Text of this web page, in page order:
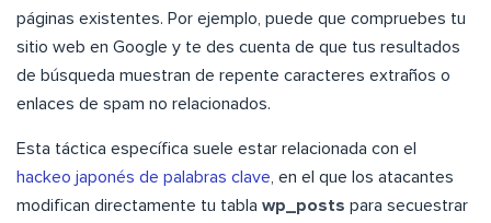
páginas existentes. Por ejemplo, puede que compruebes tu
sitio web en Google y te des cuenta de que tus resultados
de búsqueda muestran de repente caracteres extraños o
enlaces de spam no relacionados.
Esta táctica específica suele estar relacionada con el
hackeo japonés de palabras clave , en el que los atacantes
modifican directamente tu tabla wp_posts para secuestrar